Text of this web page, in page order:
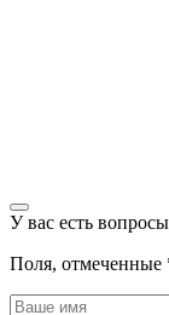
У вас есть
Поля, отмеченные